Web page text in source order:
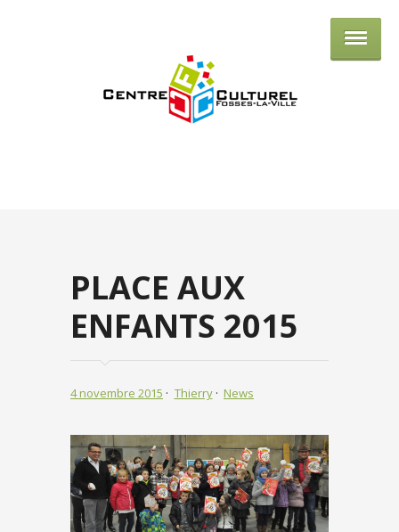
Centre culturel de Fosses-la-Ville
PLACE AUX
ENFANTS 2015
4 novembre 2015 Thierry News